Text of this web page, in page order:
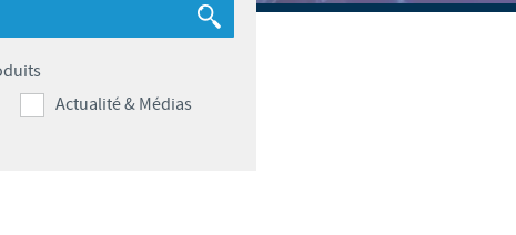
Sweden
Actualité & Médias